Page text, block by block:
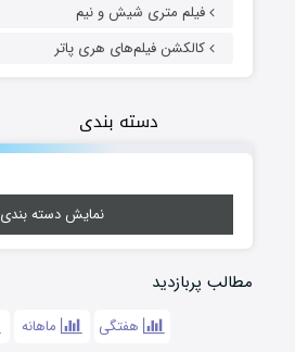
فیلم متری شیش و نیم
کالکشن فیلم‌های هری پاتر
دسته بندی
نمایش دسته بندی
مطالب پربازدید
هفتگی ماهانه